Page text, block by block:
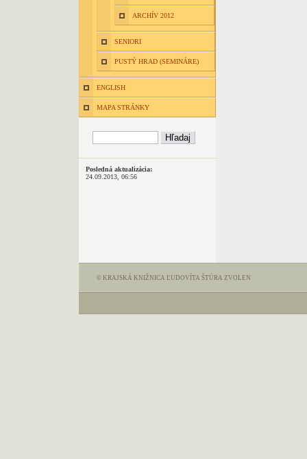
ARCHÍV 2012
SENIORI
PUSTÝ HRAD (SEMINÁRE)
ENGLISH
MAPA STRÁNKY
Posledná aktualizácia:
24.09.2013, 06:56
© KRAJSKÁ KNIŽNICA ĽUDOVÍTA ŠTÚRA ZVOLEN